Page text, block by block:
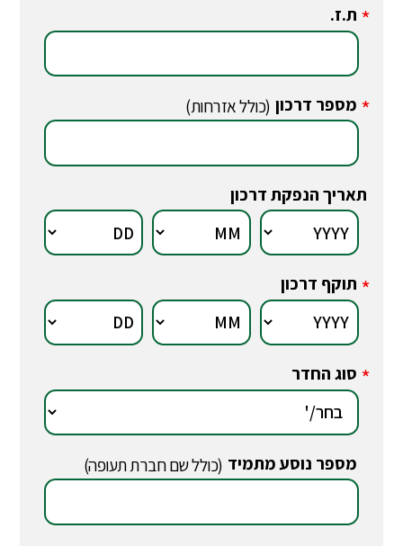
* ת.ז.
* מספר דרכון (כולל אזרחות)
תאריך הנפקת דרכון
* תוקף דרכון
* סוג החדר
מספר נוסע מתמיד (כולל שם חברת תעופה)